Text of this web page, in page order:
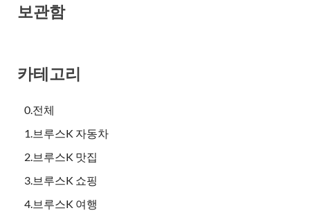
보관함
카테고리
0.전체
1.브루스K 자동차
2.브루스K 맛집
3.브루스K 쇼핑
4.브루스K 여행